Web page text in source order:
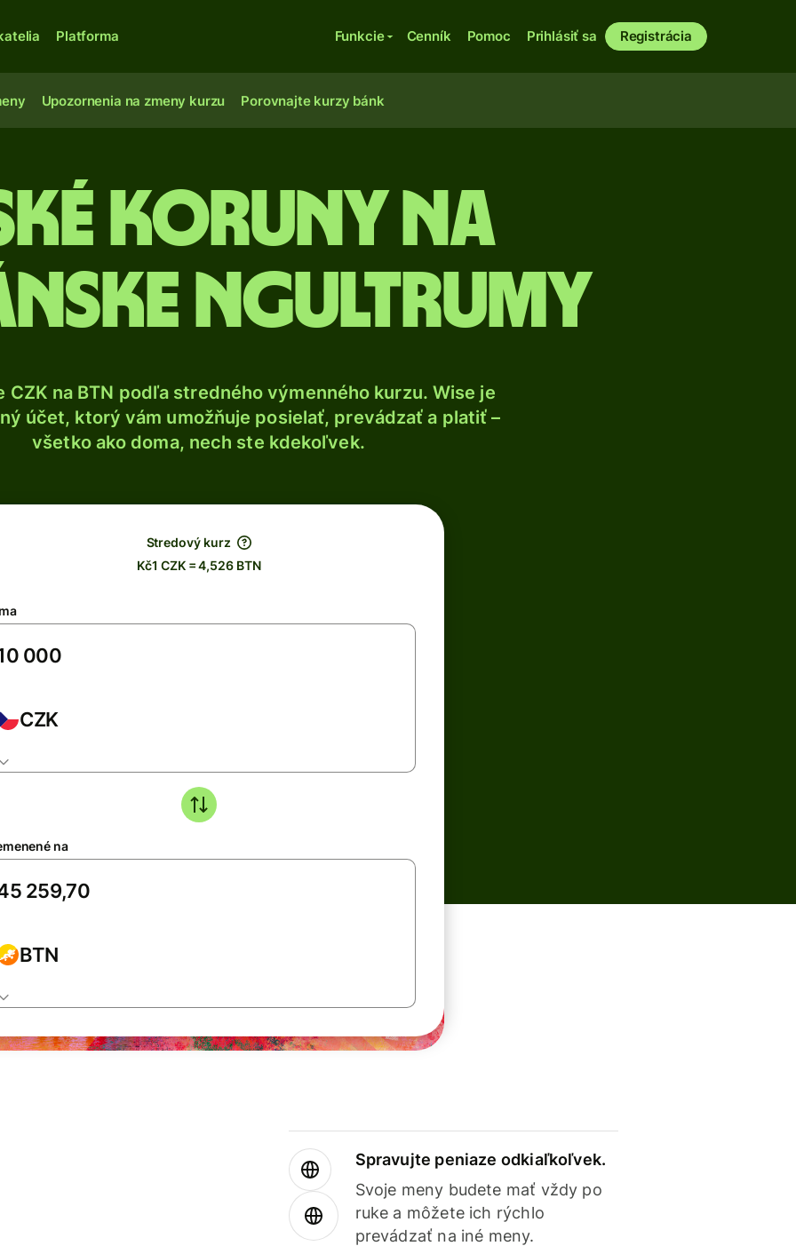
Platforma Funkcie Cenník Pomoc Prihlásiť sa Registrácia
Upozornenia na zmeny kurzu Porovnajte kurzy bánk
koruny na
ngultrumy
CZK na BTN podľa stredného výmenného kurzu. Wise je
účet, ktorý vám umožňuje posielať, prevádzať a platiť –
všetko ako doma, nech ste kdekoľvek.
Stredový kurz
Kč1 CZK = 4,526 BTN
CZK
na
BTN
Spravujte peniaze odkiaľkoľvek.
Svoje meny budete mať vždy po
ruke a môžete ich rýchlo
prevádzať na iné meny.